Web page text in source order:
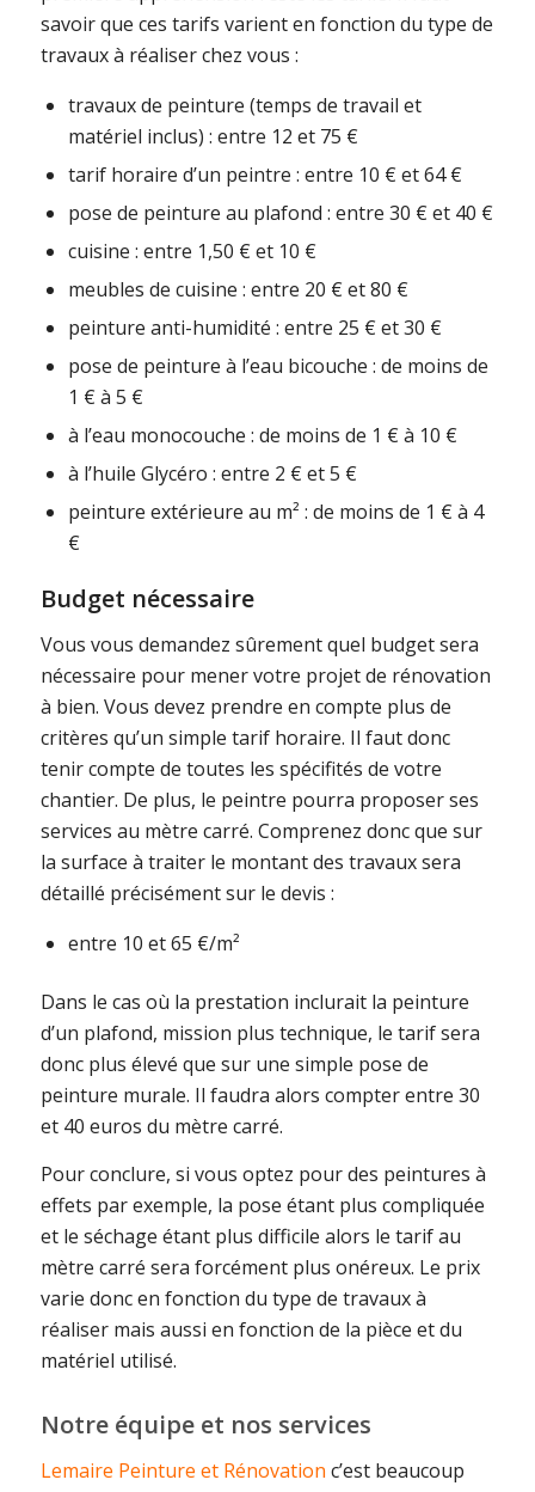
savoir que ces tarifs varient en fonction du type de
travaux à réaliser chez vous :
travaux de peinture (temps de travail et
matériel inclus) : entre 12 et 75 €
tarif horaire d’un peintre : entre 10 € et 64 €
pose de peinture au plafond : entre 30 € et 40 €
cuisine : entre 1,50 € et 10 €
meubles de cuisine : entre 20 € et 80 €
peinture anti-humidité : entre 25 € et 30 €
pose de peinture à l’eau bicouche : de moins de
1 € à 5 €
à l’eau monocouche : de moins de 1 € à 10 €
à l’huile Glycéro : entre 2 € et 5 €
peinture extérieure au m² : de moins de 1 € à 4
€
Budget nécessaire
Vous vous demandez sûrement quel budget sera
nécessaire pour mener votre projet de rénovation
à bien. Vous devez prendre en compte plus de
critères qu’un simple tarif horaire. Il faut donc
tenir compte de toutes les spécifités de votre
chantier. De plus, le peintre pourra proposer ses
services au mètre carré. Comprenez donc que sur
la surface à traiter le montant des travaux sera
détaillé précisément sur le devis :
entre 10 et 65 €/m²
Dans le cas où la prestation inclurait la peinture
d’un plafond, mission plus technique, le tarif sera
donc plus élevé que sur une simple pose de
peinture murale. Il faudra alors compter entre 30
et 40 euros du mètre carré.
Pour conclure, si vous optez pour des peintures à
effets par exemple, la pose étant plus compliquée
et le séchage étant plus difficile alors le tarif au
mètre carré sera forcément plus onéreux. Le prix
varie donc en fonction du type de travaux à
réaliser mais aussi en fonction de la pièce et du
matériel utilisé.
Notre équipe et nos services
Lemaire Peinture et Rénovation c’est beaucoup